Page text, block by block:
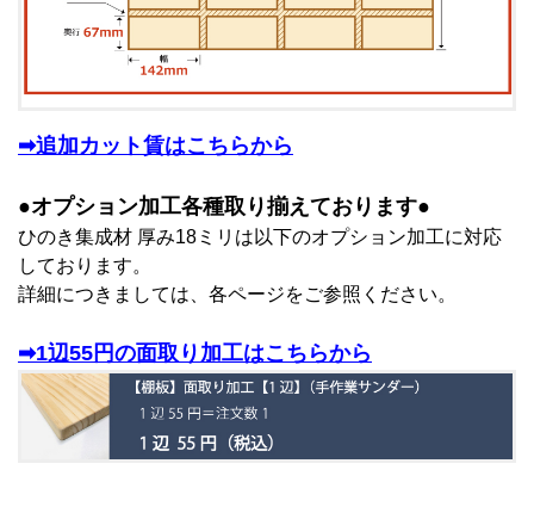
➡追加カット賃はこちらから
●オプション加工各種取り揃えております●
ひのき集成材 厚み18ミリは以下のオプション加工に対応
しております。
詳細につきましては、各ページをご参照ください。
➡1辺55円の面取り加工はこちらから